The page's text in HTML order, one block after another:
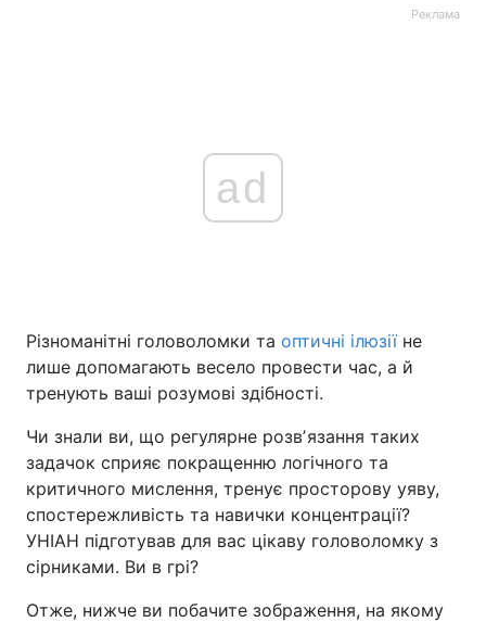
Реклама
ad
Різноманітні головоломки та оптичні ілюзіїне
лише допомагають весело провести час, а й
тренують ваші розумові здібності.
Чи знали ви, що регулярне розвʼязання таких
задачок сприяє покращенню логічного та
критичного мислення, тренує просторову уяву,
спостережливість та навички концентрації?
УНІАН підготував для вас цікаву головоломку з
сірниками. Ви в грі?
Отже, нижче ви побачите зображення, на якому